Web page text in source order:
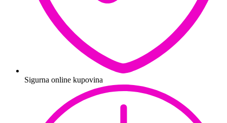
Sigurna online kupovina